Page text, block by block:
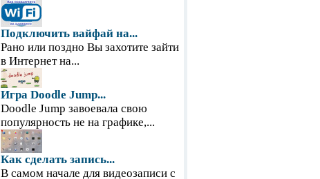
Подключить вайфай на...
Рано или поздно Вы захотите зайти
в Интернет на...
Игра Doodle Jump...
Doodle Jump завоевала свою
популярность не на графике,...
Как сделать запись...
В самом начале для видеозаписи с